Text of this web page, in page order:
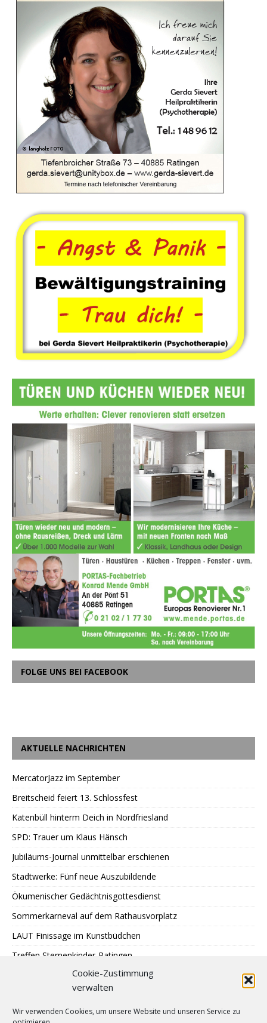
Cookie-Zustimmung
verwalten
Wir verwenden Cookies, um unsere Website und unseren Service zu
FOLGE UNS BEI FACEBOOK
AKTUELLE NACHRICHTEN
MercatorJazz im September
Breitscheid feiert 13. Schlossfest
Katenbüll hinterm Deich in Nordfriesland
SPD: Trauer um Klaus Hänsch
Jubiläums-Journal unmittelbar erschienen
Stadtwerke: Fünf neue Auszubildende
Ökumenischer Gedächtnisgottesdienst
Sommerkarneval auf dem Rathausvorplatz
LAUT Finissage im Kunstbüdchen
Treffen Sternenkinder-Ratingen
SPD: Besuch bei Johann + Wittmer
Ausstellung im Mehrgenerationentreff Tiefenbroich
400 zu schnelle Autofahrer